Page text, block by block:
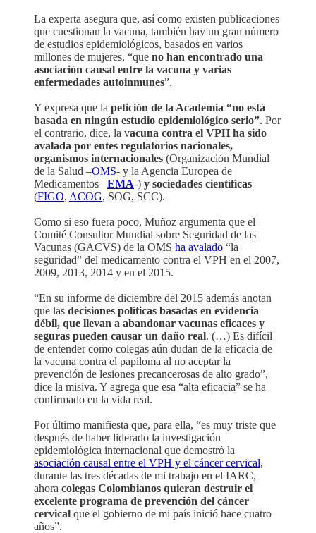
La experta asegura que, así como existen publicaciones
que cuestionan la vacuna, también hay un gran número
de estudios epidemiológicos, basados en varios
millones de mujeres, “que no han encontrado una
asociación causal entre la vacuna y varias
enfermedades autoinmunes”.
Y expresa que la petición de la Academia “no está
basada en ningún estudio epidemiológico serio”. Por
el contrario, dice, la vacuna contra el VPH ha sido
avalada por entes regulatorios nacionales,
organismos internacionales (Organización Mundial
de la Salud –OMS- y la Agencia Europea de
Medicamentos –EMA-) y sociedades científicas
(FIGO, ACOG, SOG, SCC).
Como si eso fuera poco, Muñoz argumenta que el
Comité Consultor Mundial sobre Seguridad de las
Vacunas (GACVS) de la OMS ha avalado “la
seguridad” del medicamento contra el VPH en el 2007,
2009, 2013, 2014 y en el 2015.
“En su informe de diciembre del 2015 además anotan
que las decisiones políticas basadas en evidencia
débil, que llevan a abandonar vacunas eficaces y
seguras pueden causar un daño real. (…) Es difícil
de entender como colegas aún dudan de la eficacia de
la vacuna contra el papiloma al no aceptar la
prevención de lesiones precancerosas de alto grado”,
dice la misiva. Y agrega que esa “alta eficacia” se ha
confirmado en la vida real.
Por último manifiesta que, para ella, “es muy triste que
después de haber liderado la investigación
epidemiológica internacional que demostró la
asociación causal entre el VPH y el cáncer cervical,
durante las tres décadas de mi trabajo en el IARC,
ahora colegas Colombianos quieran destruir el
excelente programa de prevención del cáncer
cervical que el gobierno de mi país inició hace cuatro
años”.